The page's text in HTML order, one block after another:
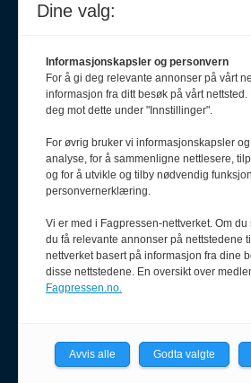
913 33 035
Dine valg:
Informasjonskapsler og personvern
For å gi deg relevante annonser på vårt
informasjon fra ditt besøk på vårt
deg mot dette under "Innstillinger".
For øvrig bruker vi informasjonskapsler
analyse, for å sammenligne nettlesere,
og for å utvikle og tilby nødvendig
personvernerklæring.
Vi er med i Fagpressen-nettverket. Om du
du få relevante annonser på nettstedene
nettverket basert på informasjon fra dine
disse nettstedene. En oversikt over
Fagpressen.no.
Avvis alle Godta valgte